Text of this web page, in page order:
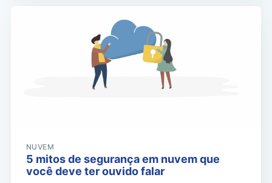
NUVEM
5 mitos de segurança em nuvem que
você deve ter ouvido falar